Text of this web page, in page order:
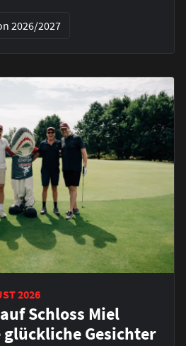
2026/2027
2026
Schloss Miel
Gesichter